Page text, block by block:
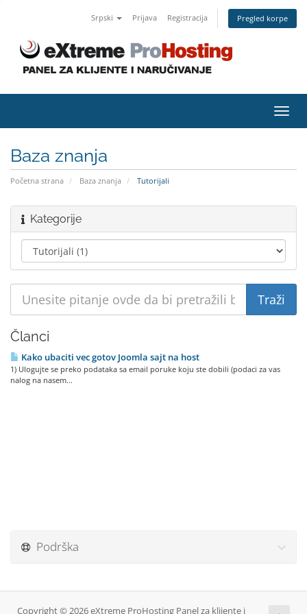
Srpski Prijava Registracija Pregled korpe
Baza znanja
Početna strana Baza znanja Tutorijali
Kategorije
Članci
Kako ubaciti vec gotov Joomla sajt na host
1) Ulogujte se preko podataka sa email poruke koju ste dobili (podaci za vas
nalog na nasem...
Podrška
Copyright © 2026 eXtreme ProHosting Panel za klijente i